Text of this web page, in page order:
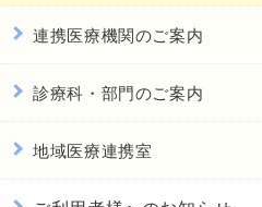
連携医療機関のご案内
診療科・部門のご案内
地域医療連携室